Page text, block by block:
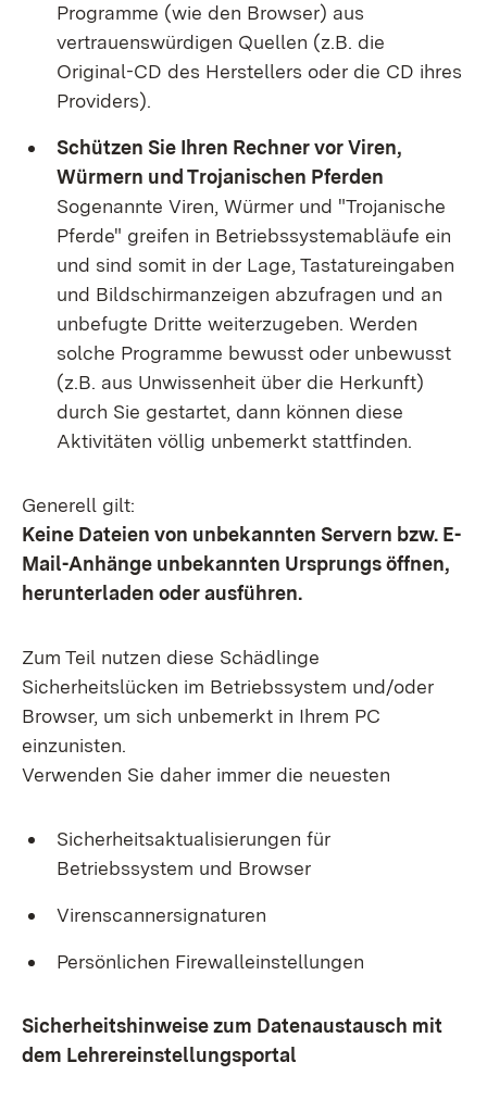
Programme (wie den Browser) aus
vertrauenswürdigen Quellen (z.B. die
Original-CD des Herstellers oder die CD ihres
Providers).
Schützen Sie Ihren Rechner vor Viren,
Würmern und Trojanischen Pferden
Sogenannte Viren, Würmer und "Trojanische
Pferde" greifen in Betriebssystemabläufe ein
und sind somit in der Lage, Tastatureingaben
und Bildschirmanzeigen abzufragen und an
unbefugte Dritte weiterzugeben. Werden
solche Programme bewusst oder unbewusst
(z.B. aus Unwissenheit über die Herkunft)
durch Sie gestartet, dann können diese
Aktivitäten völlig unbemerkt stattfinden.
Generell gilt:
Keine Dateien von unbekannten Servern bzw. E-
Mail-Anhänge unbekannten Ursprungs öffnen,
herunterladen oder ausführen.
Zum Teil nutzen diese Schädlinge
Sicherheitslücken im Betriebssystem und/oder
Browser, um sich unbemerkt in Ihrem PC
einzunisten.
Verwenden Sie daher immer die neuesten
Sicherheitsaktualisierungen für
Betriebssystem und Browser
Virenscannersignaturen
Persönlichen Firewalleinstellungen
Sicherheitshinweise zum Datenaustausch mit
dem Lehrereinstellungsportal